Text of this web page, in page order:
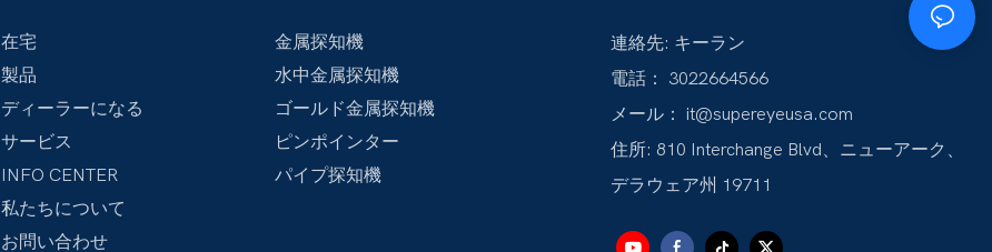
在宅
製品
ディーラーになる
サービス
INFO CENTER
私たちについて
お問い合わせ
金属探知機
水中金属探知機
ゴールド金属探知機
ピンポインター
パイプ探知機
連絡先: キーラン
電話： 3022664566
メール： it@supereyeusa.com
住所: 810 Interchange Blvd、ニューアーク、
デラウェア州 19711